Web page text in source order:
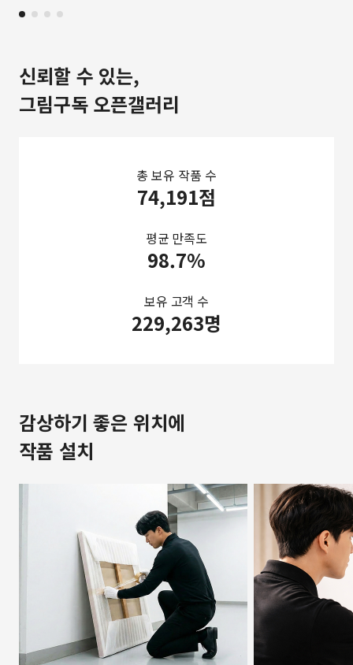
신뢰할 수 있는,
그림구독 오픈갤러리
총 보유 작품 수
74,191점
평균 만족도
98.7%
보유 고객 수
229,263명
감상하기 좋은 위치에
작품 설치